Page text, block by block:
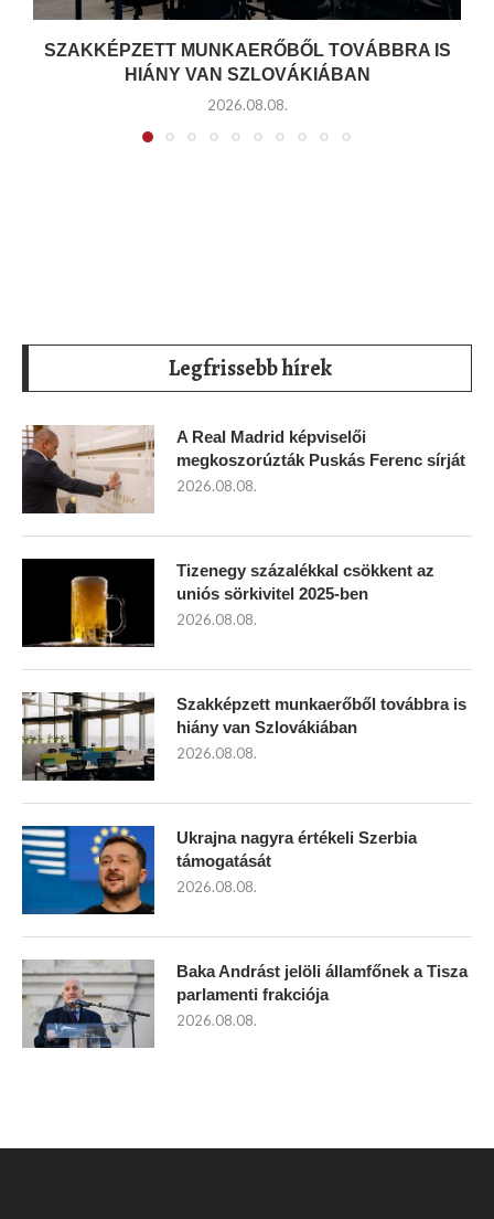
SZAKKÉPZETT MUNKAERŐBŐL TOVÁBBRA IS
HIÁNY VAN SZLOVÁKIÁBAN
2026.08.08.
Legfrissebb hírek
A Real Madrid képviselői
megkoszorúzták Puskás Ferenc sírját
2026.08.08.
Tizenegy százalékkal csökkent az
uniós sörkivitel 2025-ben
2026.08.08.
Szakképzett munkaerőből továbbra is
hiány van Szlovákiában
2026.08.08.
Ukrajna nagyra értékeli Szerbia
támogatását
2026.08.08.
Baka Andrást jelöli államfőnek a Tisza
parlamenti frakciója
2026.08.08.